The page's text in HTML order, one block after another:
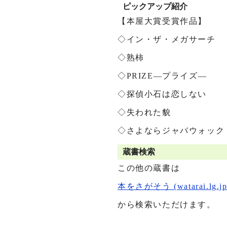
ピックアップ紹介
【本屋大賞受賞作品】
◇イン・ザ・メガサーチ
◇熟柿
◇PRIZE―プライズ―
◇探偵小石は恋しない
◇失われた貌
◇さよならジャバウォック
蔵書検索
この他の蔵書は
本をさがそう
から検索いただけます。